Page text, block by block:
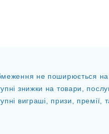
не поширюється на
знижки на товари,
виграші, призи, премії,